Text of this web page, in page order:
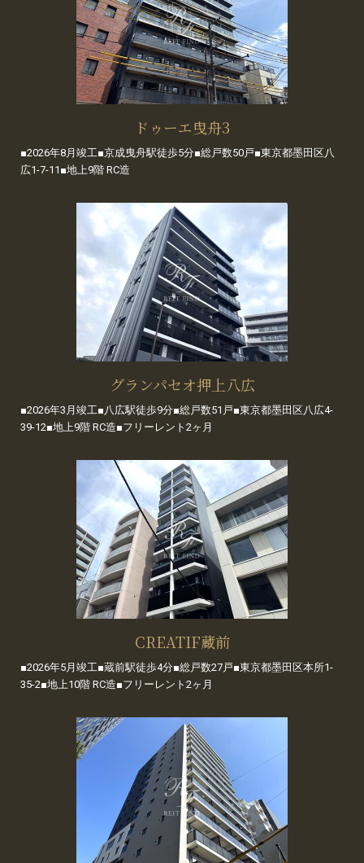
ドゥーエ曳舟3
■2026年8月竣工■京成曳舟駅徒歩5分■総戸数50戸■東京都墨田区八
広1-7-11■地上9階 RC造
グランパセオ押上八広
■2026年3月竣工■八広駅徒歩9分■総戸数51戸■東京都墨田区八広4-
39-12■地上9階 RC造■フリーレント2ヶ月
CREATIF蔵前
■2026年5月竣工■蔵前駅徒歩4分■総戸数27戸■東京都墨田区本所1-
35-2■地上10階 RC造■フリーレント2ヶ月